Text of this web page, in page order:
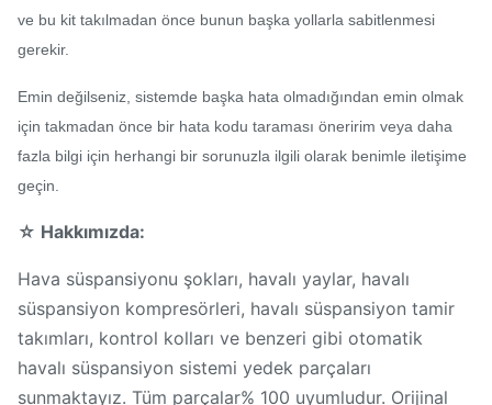
ve bu kit takılmadan önce bunun başka yollarla sabitlenmesi
gerekir.
Emin değilseniz, sistemde başka hata olmadığından emin olmak
için takmadan önce bir hata kodu taraması öneririm veya daha
fazla bilgi için herhangi bir sorunuzla ilgili olarak benimle iletişime
geçin.
☆ Hakkımızda:
Hava süspansiyonu şokları, havalı yaylar, havalı
süspansiyon kompresörleri, havalı süspansiyon tamir
takımları, kontrol kolları ve benzeri gibi otomatik
havalı süspansiyon sistemi yedek parçaları
sunmaktayız. Tüm parçalar% 100 uyumludur. Orijinal